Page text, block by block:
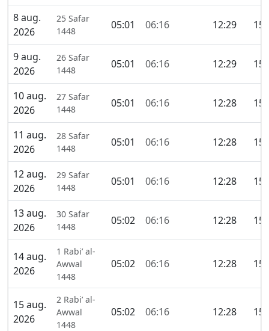
8 aug.
2026
25 Safar
1448
05:01 06:16 12:29
9 aug.
2026
26 Safar
1448
05:01 06:16 12:29
10 aug.
2026
27 Safar
1448
05:01 06:16 12:28
11 aug.
2026
28 Safar
1448
05:01 06:16 12:28
12 aug.
2026
29 Safar
1448
05:01 06:16 12:28
13 aug.
2026
30 Safar
1448
05:02 06:16 12:28
14 aug.
2026
1 Rabi’ al-
Awwal
1448
05:02 06:16 12:28
15 aug.
2026
2 Rabi’ al-
Awwal
1448
05:02 06:16 12:28